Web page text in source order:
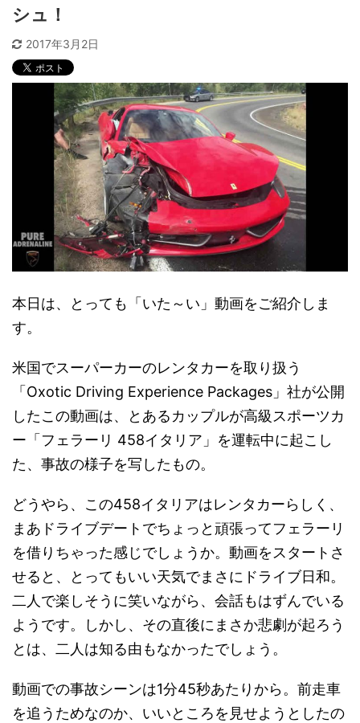
シュ！
2017年3月2日
本日は、とっても「いた～い」動画をご紹介しま
す。
米国でスーパーカーのレンタカーを取り扱う
「Oxotic Driving Experience Packages」社が公開
したこの動画は、とあるカップルが高級スポーツカ
ー「フェラーリ 458イタリア」を運転中に起こし
た、事故の様子を写したもの。
どうやら、この458イタリアはレンタカーらしく、
まあドライブデートでちょっと頑張ってフェラーリ
を借りちゃった感じでしょうか。動画をスタートさ
せると、とってもいい天気でまさにドライブ日和。
二人で楽しそうに笑いながら、会話もはずんでいる
ようです。しかし、その直後にまさか悲劇が起ろう
とは、二人は知る由もなかったでしょう。
動画での事故シーンは1分45秒あたりから。前走車
を追うためなのか、いいところを見せようとしたの